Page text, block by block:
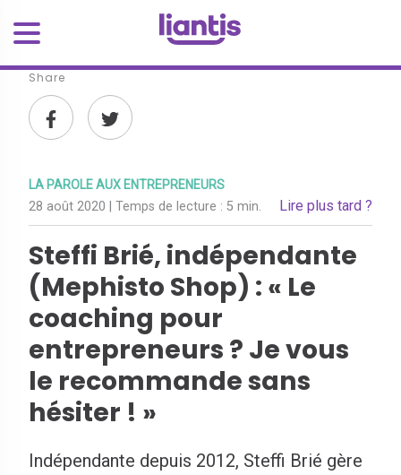
Share
LA PAROLE AUX ENTREPRENEURS
28 août 2020 | Temps de lecture : 5 min. Lire plus tard ?
Steffi Brié, indépendante
(Mephisto Shop) : « Le
coaching pour
entrepreneurs ? Je vous
le recommande sans
hésiter ! »
Indépendante depuis 2012, Steffi Brié gère